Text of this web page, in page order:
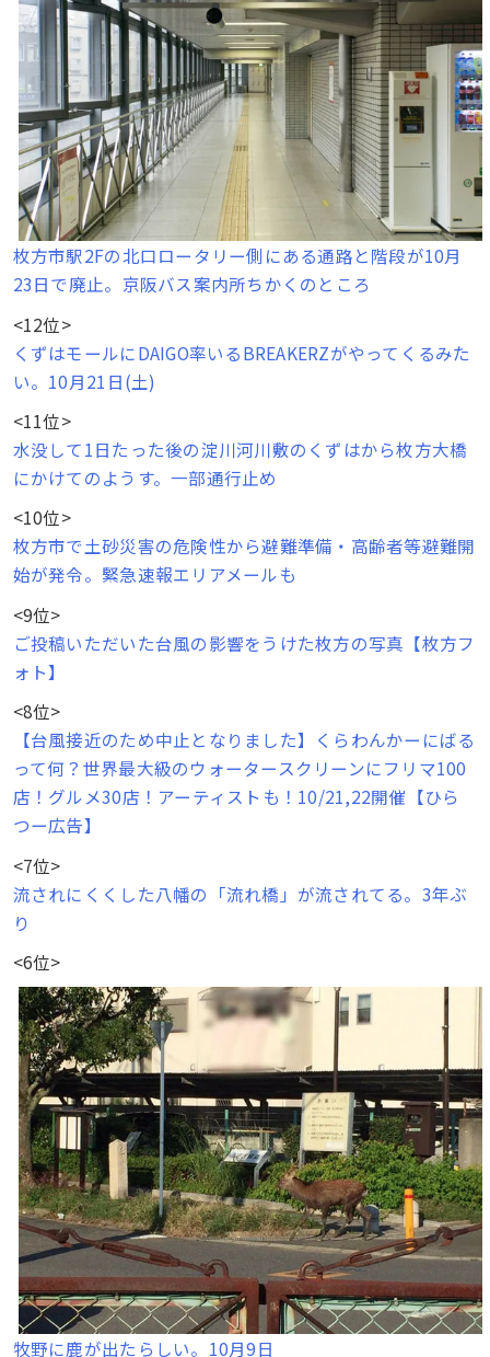
枚方市駅2Fの北口ロータリー側にある通路と階段が10月
23日で廃止。京阪バス案内所ちかくのところ
<12位>
くずはモールにDAIGO率いるBREAKERZがやってくるみた
い。10月21日(土)
<11位>
水没して1日たった後の淀川河川敷のくずはから枚方大橋
にかけてのようす。一部通行止め
<10位>
枚方市で土砂災害の危険性から避難準備・高齢者等避難開
始が発令。緊急速報エリアメールも
<9位>
ご投稿いただいた台風の影響をうけた枚方の写真【枚方フ
ォト】
<8位>
【台風接近のため中止となりました】くらわんかーにばる
って何？世界最大級のウォータースクリーンにフリマ100
店！グルメ30店！アーティストも！10/21,22開催【ひら
つー広告】
<7位>
流されにくくした八幡の「流れ橋」が流されてる。3年ぶ
り
<6位>
牧野に鹿が出たらしい。10月9日